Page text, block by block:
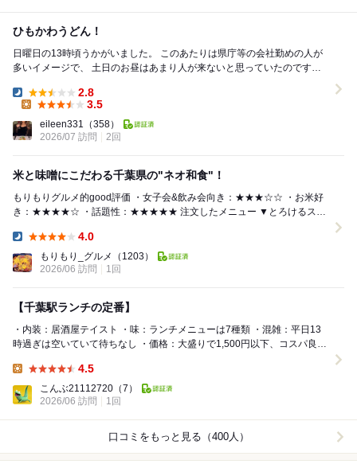
ひもかわうどん！
日曜日の13時頃うかがいました。 このあたりは県庁等の会社勤めの人が
多いイメージで、 土日のお昼はあまり人が来ないと思っていたのですが
Dinner:
2.8
3.5
eileen331 （358）
2026/07 訪問
2回
米と味噌にこだわる千葉県の"ネオ和食"！
もりもりグルメ的good評価 ・女子会&飲み会向き：★★★☆☆ ・お米好
き：★★★★☆ ・話題性：★★★★★ 注文したメニュー ▼とろけるスマ
4.0
もりもり_グルメ
（1203）
2026/06 訪問
1回
【千葉駅ランチの定番】
・内装：居酒屋テイスト ・味：ランチメニューは7種類 ・混雑：平日13
時過ぎは空いていて待ちなし ・価格：大盛りで1,500円以下、コスパ良し
4.5
こんぶ21112720 （7）
2026/06 訪問
1回
口コミをもっと見る（400人）